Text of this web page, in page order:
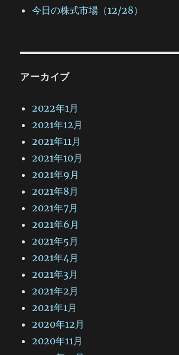
今日の株式市場（12/28）
アーカイブ
2022年1月
2021年12月
2021年11月
2021年10月
2021年9月
2021年8月
2021年7月
2021年6月
2021年5月
2021年4月
2021年3月
2021年2月
2021年1月
2020年12月
2020年11月